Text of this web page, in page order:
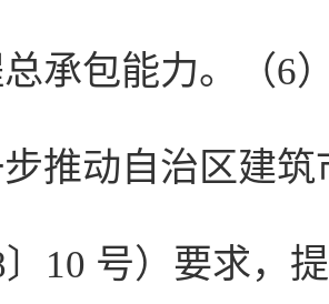
承包能力。（6
推动自治区建
〕10 号）要求，